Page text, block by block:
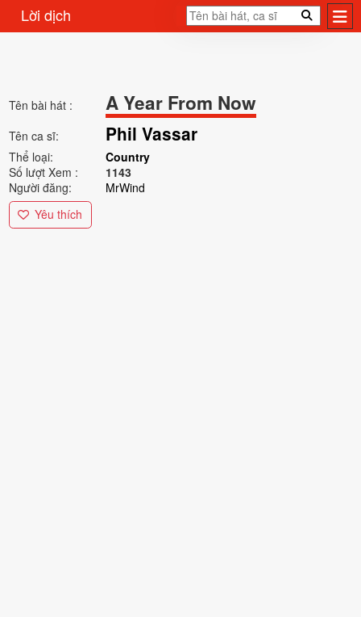
Lời dịch
Tên bài hát : A Year From Now
Tên ca sĩ: Phil Vassar
Thể loại:
Country
Số lượt Xem :
1143
Người đăng:
MrWind
Yêu thích